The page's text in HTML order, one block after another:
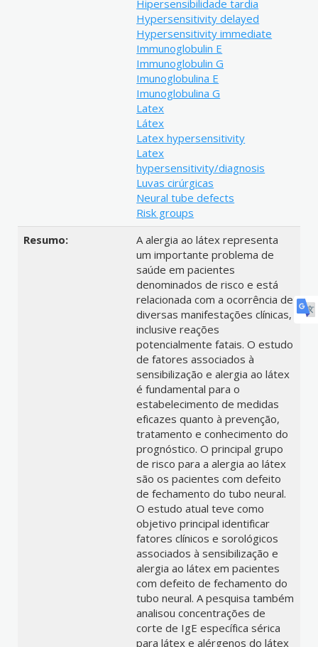
Hipersensibilidade tardia
Hypersensitivity delayed
Hypersensitivity immediate
Immunoglobulin E
Immunoglobulin G
Imunoglobulina E
Imunoglobulina G
Latex
Látex
Latex hypersensitivity
Latex
hypersensitivity/diagnosis
Luvas cirúrgicas
Neural tube defects
Risk groups
Resumo:
A alergia ao látex representa
um importante problema de
saúde em pacientes
denominados de risco e está
relacionada com a ocorrência de
diversas manifestações clínicas,
inclusive reações
potencialmente fatais. O estudo
de fatores associados à
sensibilização e alergia ao látex
é fundamental para o
estabelecimento de medidas
eficazes quanto à prevenção,
tratamento e conhecimento do
prognóstico. O principal grupo
de risco para a alergia ao látex
são os pacientes com defeito
de fechamento do tubo neural.
O estudo atual teve como
objetivo principal identificar
fatores clínicos e sorológicos
associados à sensibilização e
alergia ao látex em pacientes
com defeito de fechamento do
tubo neural. A pesquisa também
analisou concentrações de
corte de IgE específica sérica
para látex e alérgenos do látex